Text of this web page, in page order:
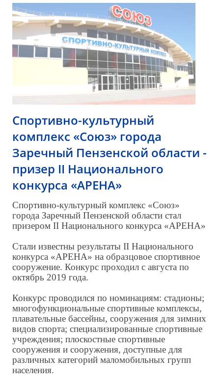
Спортивно-культурный
комплекс «Союз» города
Заречный Пензенской области -
призер II Национального
конкурса «АРЕНА»
Спортивно-культурный комплекс «Союз»
города Заречный Пензенской области стал
призером II Национального конкурса «АРЕНА»
Стали известны результаты II Национального
конкурса «АРЕНА» на образцовое спортивное
сооружение. Конкурс проходил с августа по
октябрь 2019 года.
Конкурс проводился по номинациям: стадионы;
многофункциональные спортивные комплексы,
плавательные бассейны, сооружения для зимних
видов спорта; специализированные спортивные
учреждения; плоскостные спортивные
сооружения и сооружения, доступные для
различных категорий маломобильных групп
населения.